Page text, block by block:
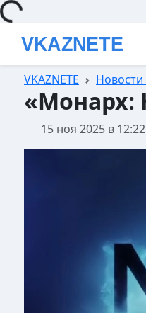
Loading...
VKAZNETE Новости
«Монарх:
15 ноя 2025 в 12:22